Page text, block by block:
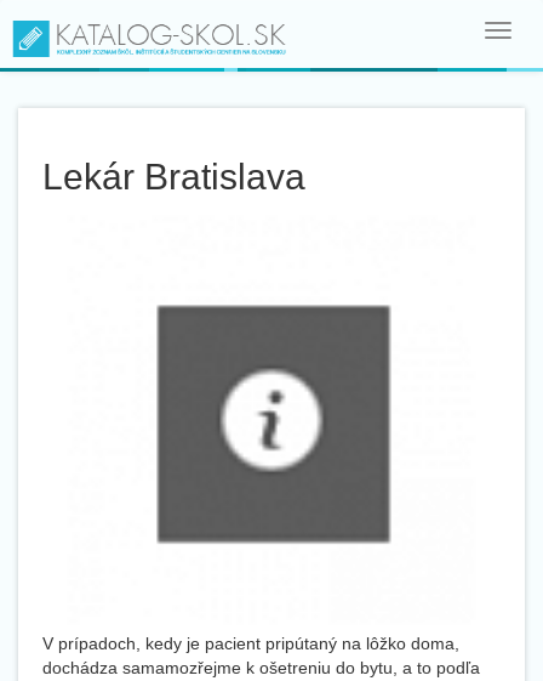
Lekár Bratislava
V prípadoch, kedy je pacient pripútaný na lôžko doma,
dochádza samamozřejme k ošetreniu do bytu, a to podľa